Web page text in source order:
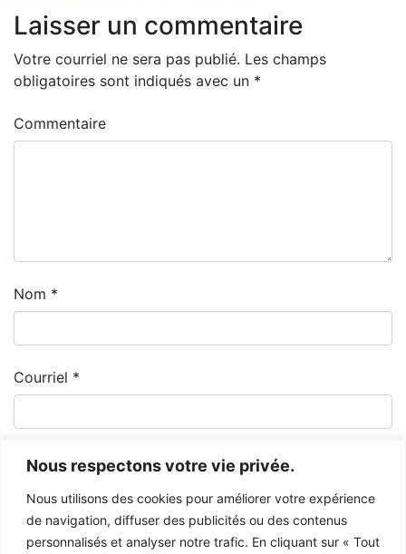
Nous respectons votre vie privée.
Nous utilisons des cookies pour améliorer votre expérience
de navigation, diffuser des publicités ou des contenus
personnalisés et analyser notre trafic. En cliquant sur « Tout
Laisser un commentaire
Votre courriel ne sera pas publié. Les champs
obligatoires sont indiqués avec un *
Commentaire
Nom *
Courriel *